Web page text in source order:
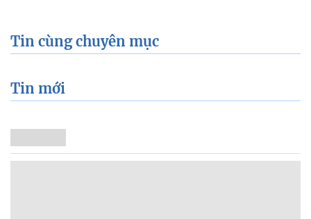
Tin cùng chuyên mục
Tin mới